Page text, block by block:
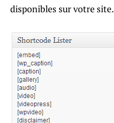
disponibles sur votre site.